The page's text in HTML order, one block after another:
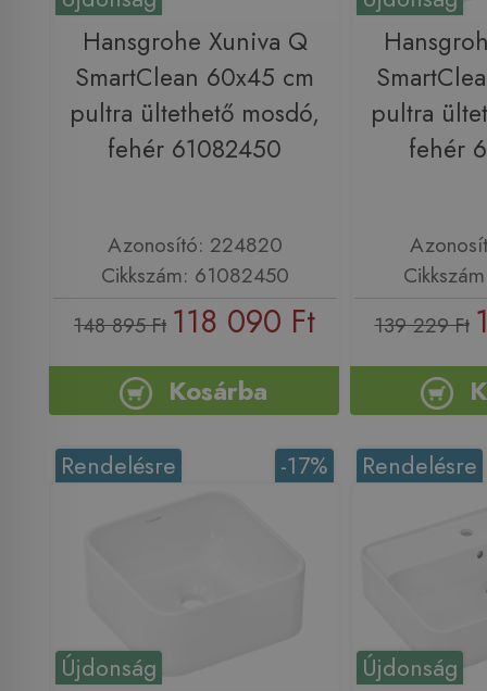
Hansgrohe Xuniva Q
SmartClean 60x45 cm
pultra ültethető mosdó,
fehér 61082450
Azonosító: 224820
Cikkszám: 61082450
148 895 Ft 118 090 Ft
Kosárba
pultra
fehér
139 229 Ft
Újdonság
-17%
Rendelésre
Újdonság
Rendelésre